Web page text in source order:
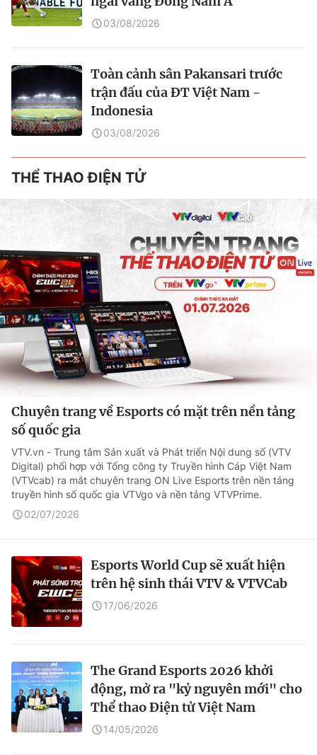
03/08/2026
Toàn cảnh sân Pakansari trước
trận đấu của ĐT Việt Nam -
Indonesia
03/08/2026
THỂ THAO ĐIỆN TỬ
Chuyên trang về Esports có mặt trên nền tảng
số quốc gia
VTV.vn - Trung tâm Sản xuất và Phát triển Nội dung số (VTV
Digital) phối hợp với Tổng công ty Truyền hình Cáp Việt Nam
(VTVcab) ra mắt chuyên trang ON Live Esports trên nền tảng
truyền hình số quốc gia VTVgo và nền tảng VTVPrime.
02/07/2026
Esports World Cup sẽ xuất hiện
trên hệ sinh thái VTV & VTVCab
17/06/2026
The Grand Esports 2026 khởi
động, mở ra "kỷ nguyên mới" cho
Thể thao Điện tử Việt Nam
14/05/2026